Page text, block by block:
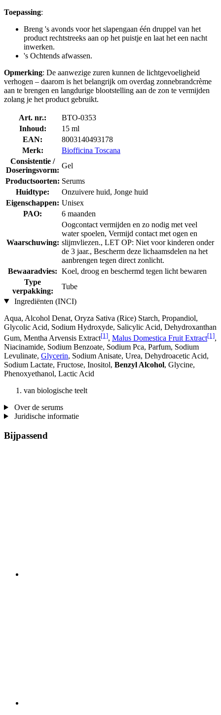
Toepassing:
Breng 's avonds voor het slapengaan één druppel van het
product rechtstreeks aan op het puistje en laat het een nacht
inwerken.
's Ochtends afwassen.
Opmerking: De aanwezige zuren kunnen de lichtgevoeligheid
verhogen – daarom is het belangrijk om overdag zonnebrandcrème
aan te brengen en langdurige blootstelling aan de zon te vermijden
zolang je het product gebruikt.
Art. nr.:
BTO-0353
Inhoud:
15 ml
EAN:
8003140493178
Merk:
Biofficina Toscana
Consistentie /
Doseringsvorm:
Gel
Productsoorten: Serums
Huidtype:
Onzuivere huid, Jonge huid
Eigenschappen: Unisex
PAO:
6 maanden
Waarschuwing:
Oogcontact vermijden en zo nodig met veel
water spoelen, Vermijd contact met ogen en
slijmvliezen., LET OP: Niet voor kinderen onder
de 3 jaar., Bescherm deze lichaamsdelen na het
aanbrengen tegen direct zonlicht.
Bewaaradvies: Koel, droog en beschermd tegen licht bewaren
Type
verpakking:
Tube
Ingrediënten (INCI)
Aqua, Alcohol Denat, Oryza Sativa (Rice) Starch, Propandiol,
Glycolic Acid, Sodium Hydroxyde, Salicylic Acid, Dehydroxanthan
Gum, Mentha Arvensis Extract[1], Malus Domestica Fruit Extract[1],
Niacinamide, Sodium Benzoate, Sodium Pca, Parfum, Sodium
Levulinate, Glycerin, Sodium Anisate, Urea, Dehydroacetic Acid,
Sodium Lactate, Fructose, Inositol, Benzyl Alcohol, Glycine,
Phenoxyethanol, Lactic Acid
van biologische teelt
Over de serums
Juridische informatie
Bijpassend